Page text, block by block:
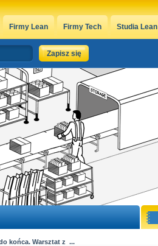
Firmy Lean Firmy Tech Studia Lean
końca. Warsztat z ...